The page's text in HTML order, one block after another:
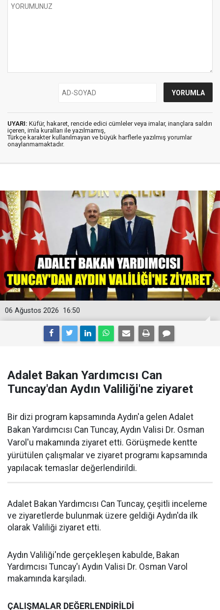
UYARI: Küfür, hakaret, rencide edici cümleler veya imalar, inançlara saldırı
içeren, imla kuralları ile yazılmamış,
Türkçe karakter kullanılmayan ve büyük harflerle yazılmış yorumlar
onaylanmamaktadır.
16:50
06 Ağustos 2026
Adalet Bakan Yardımcısı Can
Tuncay'dan Aydın Valiliği'ne ziyaret
Bir dizi program kapsamında Aydın'a gelen Adalet
Bakan Yardımcısı Can Tuncay, Aydın Valisi Dr. Osman
Varol'u makamında ziyaret etti. Görüşmede kentte
yürütülen çalışmalar ve ziyaret programı kapsamında
yapılacak temaslar değerlendirildi.
Adalet Bakan Yardımcısı Can Tuncay, çeşitli inceleme
ve ziyaretlerde bulunmak üzere geldiği Aydın'da ilk
olarak Valiliği ziyaret etti.
Aydın Valiliği'nde gerçekleşen kabulde, Bakan
Yardımcısı Tuncay'ı Aydın Valisi Dr. Osman Varol
makamında karşıladı.
ÇALIŞMALAR DEĞERLENDİRİLDİ